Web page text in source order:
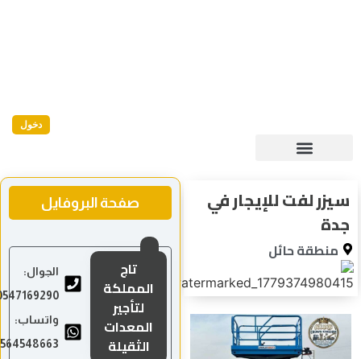
دخول
سيزر لفت للإيجار في
جدة
منطقة حائل
صفحة البروفايل
تاج
المملكة
لتأجير
المعدات
الثقيلة
الجوال:
0547169290
واتساب:
0564548663